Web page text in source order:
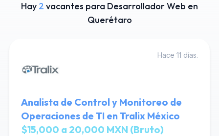
Hay 2 vacantes para Desarrollador Web en
Querétaro
Hace 11 días.
Analista de Control y Monitoreo de
Operaciones de TI en Tralix México
$15,000 a 20,000 MXN (Bruto)